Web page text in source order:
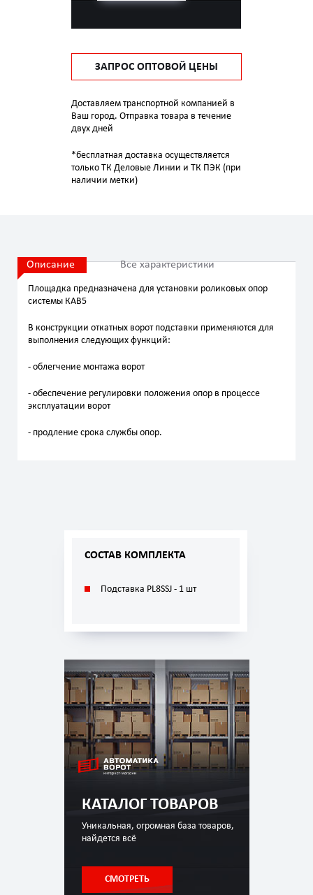
ЗАПРОС ОПТОВОЙ ЦЕНЫ
Доставляем транспортной компанией в
Ваш город. Отправка товара в течение
двух дней
*бесплатная доставка осуществляется
только ТК Деловые Линии и ТК ПЭК (при
наличии метки)
СОСТАВ КОМПЛЕКТА
Подставка PL8SSJ - 1 шт
КАТАЛОГ ТОВАРОВ
Уникальная, огромная база товаров,
найдется всё
СМОТРЕТЬ
Описание Все характеристики
Площадка предназначена для установки роликовых опор
системы КАВ5
В конструкции откатных ворот подставки применяются для
выполнения следующих функций:
- облегчение монтажа ворот
- обеспечение регулировки положения опор в процессе
эксплуатации ворот
- продление срока службы опор.